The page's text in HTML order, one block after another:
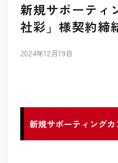
新規サポーティ
社彩」様契約締
2024年12月19日
新規サポーティング